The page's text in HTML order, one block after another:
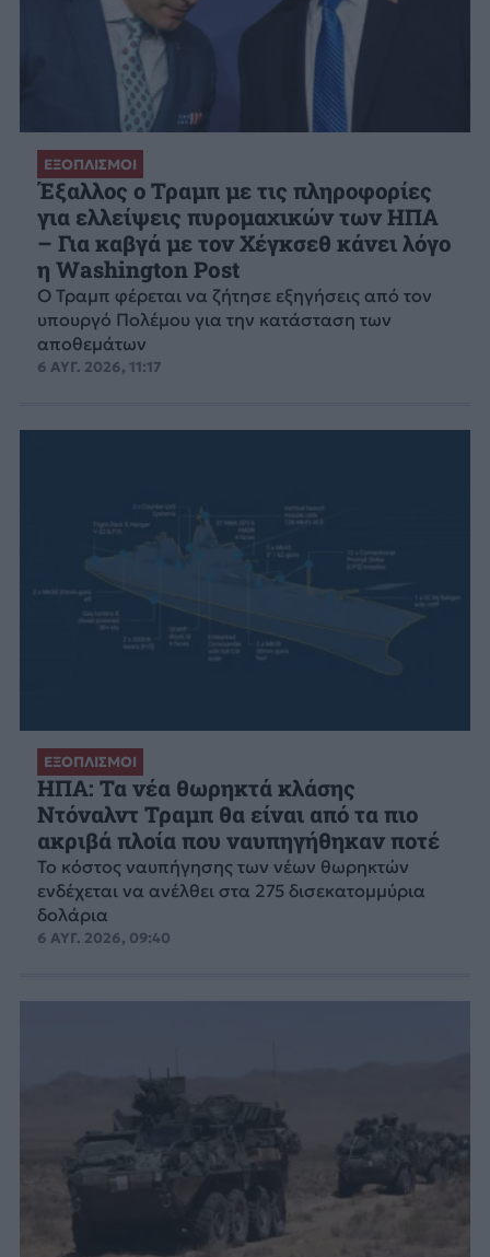
ΕΞΟΠΛΙΣΜΟΙ
Έξαλλος ο Τραμπ με τις πληροφορίες
για ελλείψεις πυρομαχικών των ΗΠΑ
– Για καβγά με τον Χέγκσεθ κάνει λόγο
η Washington Post
Ο Τραμπ φέρεται να ζήτησε εξηγήσεις από τον
υπουργό Πολέμου για την κατάσταση των
αποθεμάτων
6 ΑΥΓ. 2026, 11:17
ΕΞΟΠΛΙΣΜΟΙ
ΗΠΑ: Τα νέα θωρηκτά κλάσης
Ντόναλντ Τραμπ θα είναι από τα πιο
ακριβά πλοία που ναυπηγήθηκαν ποτέ
Το κόστος ναυπήγησης των νέων θωρηκτών
ενδέχεται να ανέλθει στα 275 δισεκατομμύρια
δολάρια
6 ΑΥΓ. 2026, 09:40